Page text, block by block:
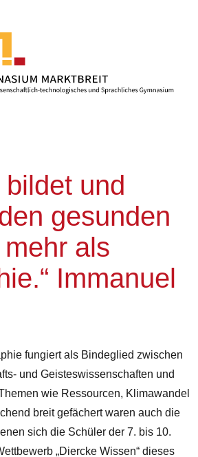
bildet und
gesunden
als
Immanuel
fungiert als Bindeglied zwischen
und Geisteswissenschaften und
wie Ressourcen, Klimawandel
breit gefächert waren auch die
sich die Schüler der 7. bis 10.
„Diercke Wissen“ dieses